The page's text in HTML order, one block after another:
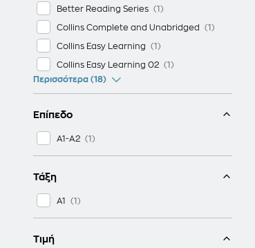
Better Reading Series
Collins Complete and Unabridged
Collins Easy Learning
Collins Easy Learning 02
Περισσότερα (18)
Επίπεδο
A1-A2
Τάξη
A1
Τιμή